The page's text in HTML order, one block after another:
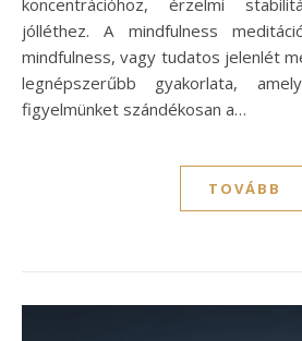
jólléthez. A mindfulness
mindfulness, vagy tudatos jelenlét
legnépszerűbb gyakorlata,
figyelmünket szándékosan a…
TOVÁBB